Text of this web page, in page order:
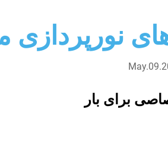
نورپردازی
برای بار